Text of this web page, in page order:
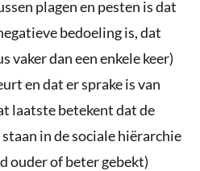
plagen en pesten is dat
bedoeling is, dat
vaker dan een enkele keer)
en dat er sprake is van
laatste betekent dat de
in de sociale hiërarchie
ouder of beter gebekt)